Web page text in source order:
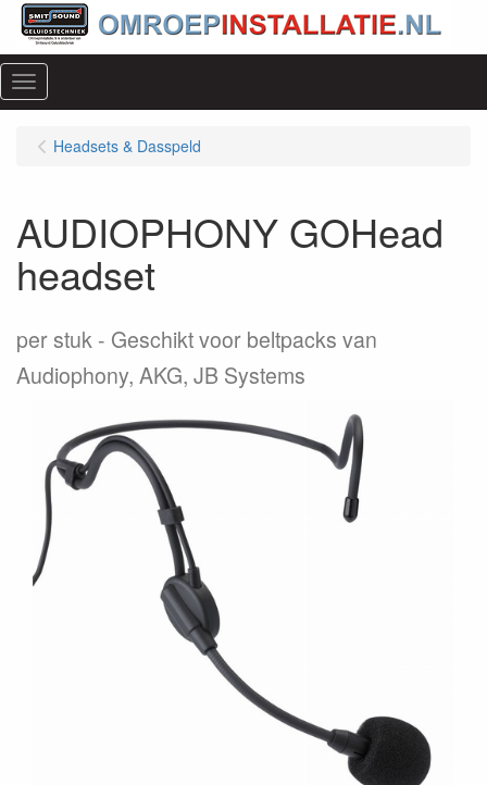
Menu
Headsets & Dasspeld
AUDIOPHONY GOHead
headset
per stuk
Geschikt voor beltpacks van
Audiophony, AKG, JB Systems